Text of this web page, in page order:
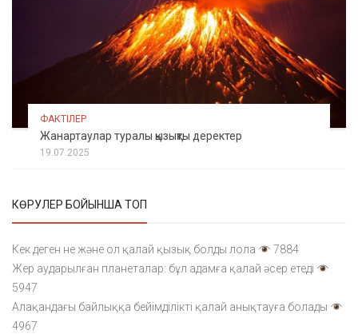
ФАКТІЛЕР
Жанартаулар туралы қызықты деректер
19.07.2025
КӨРУЛЕР БОЙЫНША ТОП
Кек деген не және ол қалай қызық болды лола
7884
Жер аударылған планеталар: бұл адамға қалай әсер етеді
5947
Алақандағы байлыққа бейімділікті қалай анықтауға болады
4967